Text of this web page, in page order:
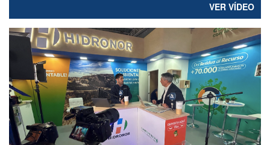
VER VÍDEO